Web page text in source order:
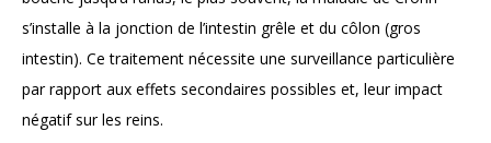
s’installe à la jonction de l’intestin grêle et du côlon (gros
intestin). Ce traitement nécessite une surveillance particulière
par rapport aux effets secondaires possibles et, leur impact
négatif sur les reins.